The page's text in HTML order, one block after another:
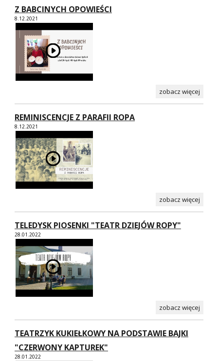
Z BABCINYCH OPOWIEŚCI
8.12.2021
zobacz więcej
REMINISCENCJE Z PARAFII ROPA
8.12.2021
zobacz więcej
TELEDYSK PIOSENKI "TEATR DZIEJÓW ROPY"
28.01.2022
zobacz więcej
TEATRZYK KUKIEŁKOWY NA PODSTAWIE BAJKI
"CZERWONY KAPTUREK"
28.01.2022